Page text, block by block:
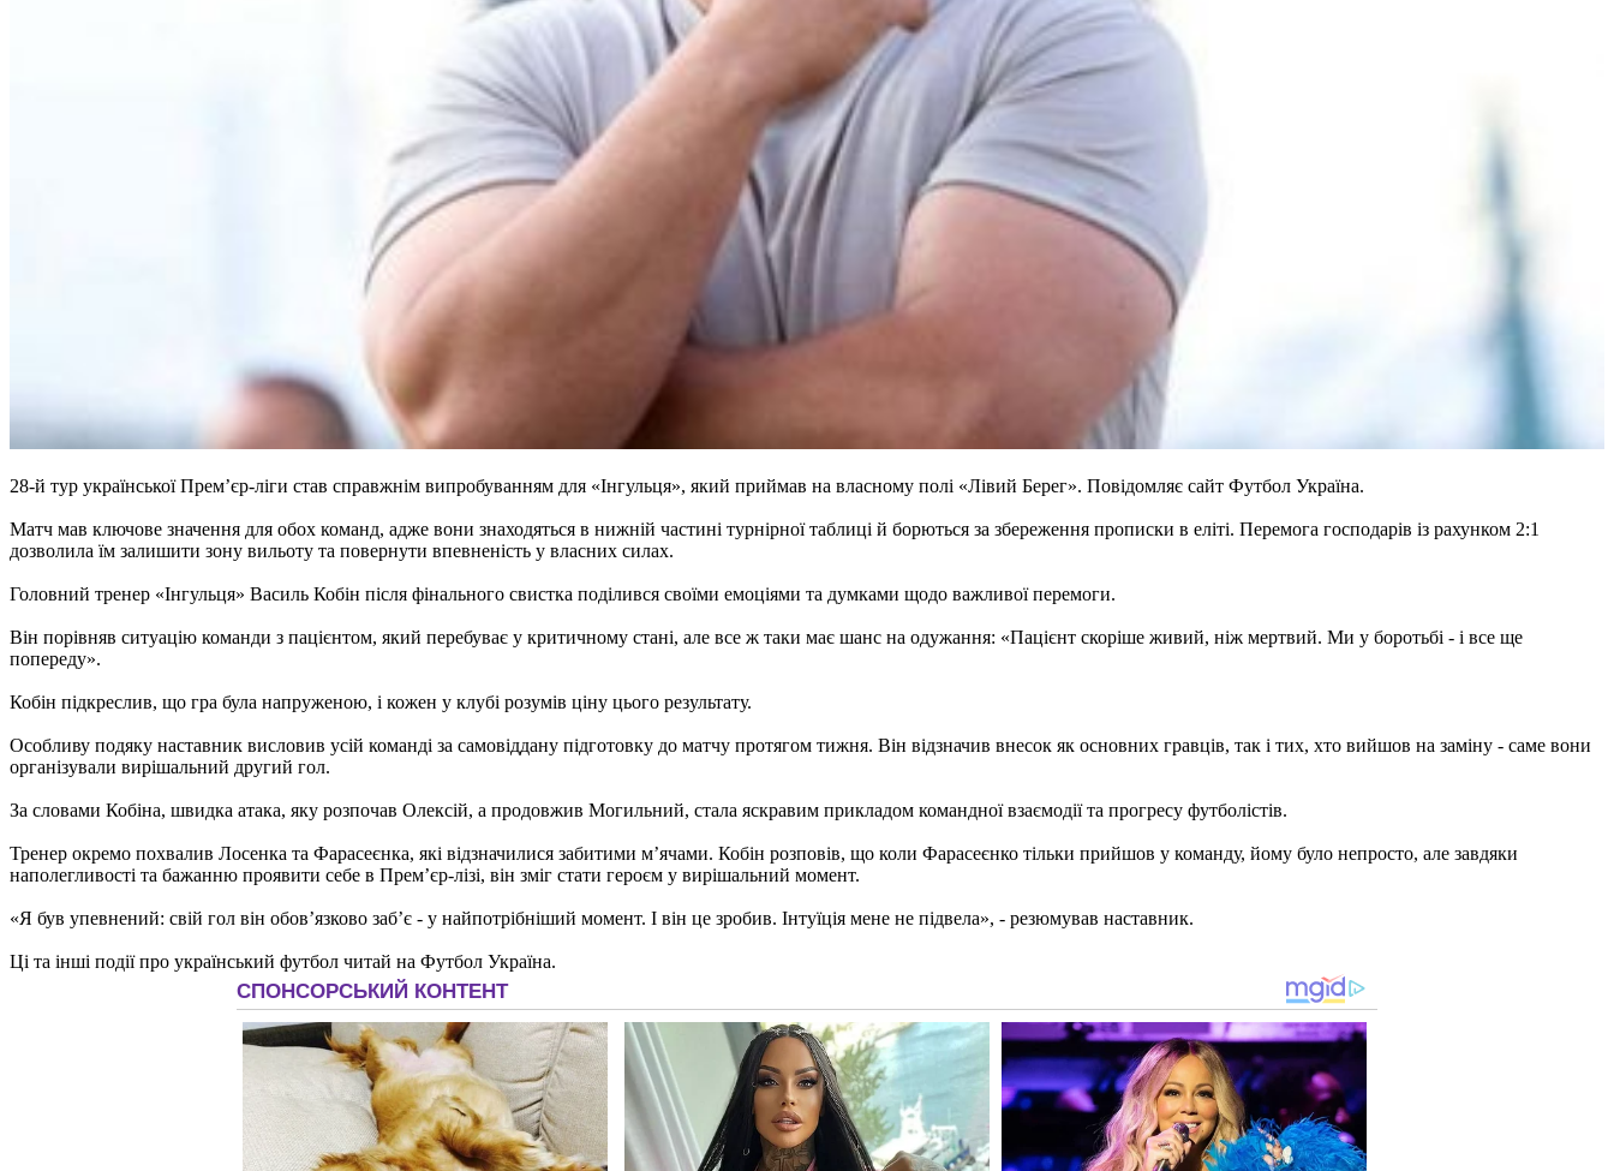
28-й тур української Прем’єр-ліги став справжнім випробуванням для «Інгульця», який приймав на власному полі «Лівий Берег». Повідомляє сайт Футбол Україна.
Матч мав ключове значення для обох команд, адже вони знаходяться в нижній частині турнірної таблиці й борються за збереження прописки в еліті. Перемога господарів із рахунком 2:1
дозволила їм залишити зону вильоту та повернути впевненість у власних силах.
Головний тренер «Інгульця» Василь Кобін після фінального свистка поділився своїми емоціями та думками щодо важливої перемоги.
Він порівняв ситуацію команди з пацієнтом, який перебуває у критичному стані, але все ж таки має шанс на одужання: «Пацієнт скоріше живий, ніж мертвий. Ми у боротьбі - і все ще
попереду».
Кобін підкреслив, що гра була напруженою, і кожен у клубі розумів ціну цього результату.
Особливу подяку наставник висловив усій команді за самовіддану підготовку до матчу протягом тижня. Він відзначив внесок як основних гравців, так і тих, хто вийшов на заміну - саме вони
організували вирішальний другий гол.
За словами Кобіна, швидка атака, яку розпочав Олексій, а продовжив Могильний, стала яскравим прикладом командної взаємодії та прогресу футболістів.
Тренер окремо похвалив Лосенка та Фарасеєнка, які відзначилися забитими м’ячами. Кобін розповів, що коли Фарасеєнко тільки прийшов у команду, йому було непросто, але завдяки
наполегливості та бажанню проявити себе в Прем’єр-лізі, він зміг стати героєм у вирішальний момент.
«Я був упевнений: свій гол він обов’язково заб’є - у найпотрібніший момент. І він це зробив. Інтуїція мене не підвела», - резюмував наставник.
Ці та інші події про український футбол читай на Футбол Україна.